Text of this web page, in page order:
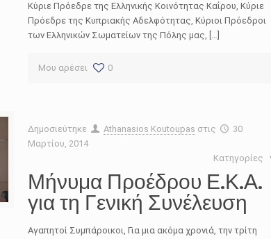
Κύριε Πρόεδρε της Ελληνικής Κοινότητας Καΐρου, Κύριε
Πρόεδρε της Κυπριακής Αδελφότητας, Κύριοι Πρόεδροι
των Ελληνικών Σωματείων της Πόλης μας, […]
Μου αρέσει 0
Δημοσιεύτηκε Athanasios Koutoupas στις
30
Μαρτίου, 2014
Κατηγορίες
Μήνυμα Προέδρου Ε.Κ.Α.
για τη Γενική Συνέλευση
Αγαπητοί Συμπάροικοι, Για μια ακόμα χρονιά, την τρίτη